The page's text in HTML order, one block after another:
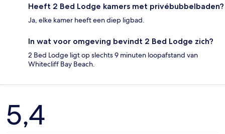
Heeft 2 Bed Lodge kamers met privébubbelbaden?
Ja, elke kamer heeft een diep ligbad.
In wat voor omgeving bevindt 2 Bed Lodge zich?
2 Bed Lodge ligt op slechts 9 minuten loopafstand van
Whitecliff Bay Beach.
Beoordelingen
5,4